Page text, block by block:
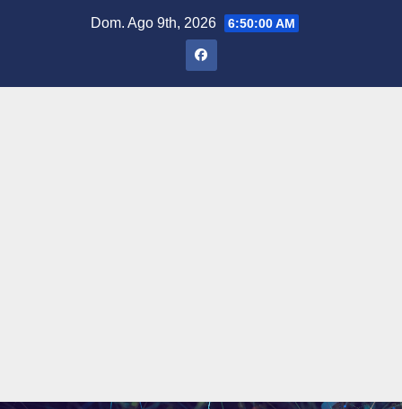
Dom. Ago 9th, 2026 6:50:01 AM